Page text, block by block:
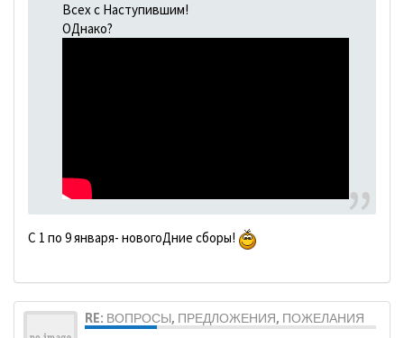
Всех с Наступившим!
ОДнако?
С 1 по 9 января- новогоДние сборы!
RE: ВОПРОСЫ, ПРЕДЛОЖЕНИЯ, ПОЖЕЛАНИЯ